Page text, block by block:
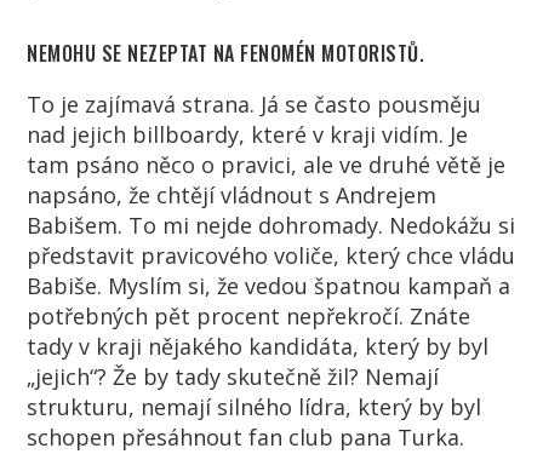
NEMOHU SE NEZEPTAT NA FENOMÉN MOTORISTŮ.
To je zajímavá strana. Já se často pousměju
nad jejich billboardy, které v kraji vidím. Je
tam psáno něco o pravici, ale ve druhé větě je
napsáno, že chtějí vládnout s Andrejem
Babišem. To mi nejde dohromady. Nedokážu si
představit pravicového voliče, který chce vládu
Babiše. Myslím si, že vedou špatnou kampaň a
potřebných pět procent nepřekročí. Znáte
tady v kraji nějakého kandidáta, který by byl
„jejich“? Že by tady skutečně žil? Nemají
strukturu, nemají silného lídra, který by byl
schopen přesáhnout fan club pana Turka.